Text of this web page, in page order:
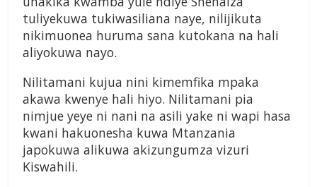
tuliyekuwa tukiwasiliana naye, nilijikuta
nikimuonea huruma sana kutokana na hali
aliyokuwa nayo.
Nilitamani kujua nini kimemfika mpaka
akawa kwenye hali hiyo. Nilitamani pia
nimjue yeye ni nani na asili yake ni wapi hasa
kwani hakuonesha kuwa Mtanzania
japokuwa alikuwa akizungumza vizuri
Kiswahili.